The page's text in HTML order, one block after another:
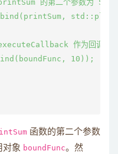
的第二个参数为 5
作为回调
10));  //
函数的第二个参数
对象 boundFunc。然